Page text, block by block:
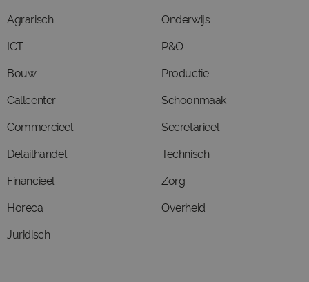
Agrarisch
ICT
Bouw
Callcenter
Commercieel
Detailhandel
Financieel
Horeca
Juridisch
Onderwijs
P&O
Productie
Schoonmaak
Secretarieel
Technisch
Zorg
Overheid